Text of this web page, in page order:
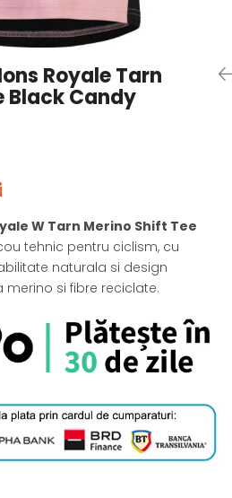
Royale Tarn
Black Candy
W Tarn Merino Shift Tee
tehnic pentru ciclism, cu
naturala si design
merino si fibre reciclate.